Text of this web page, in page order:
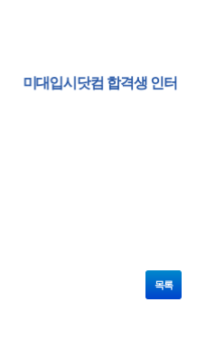
시닷컴 합격생 인터뷰에 응해주
목록